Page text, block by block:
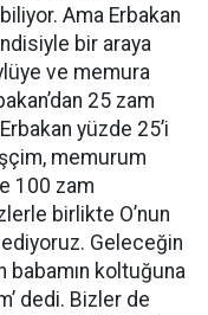
Ama Erbakan
bir araya
ve memura
25 zam
yüzde 25’i
memurum
100 zam
birlikte O’nun
Geleceğin
babamın koltuğuna
dedi. Bizler de